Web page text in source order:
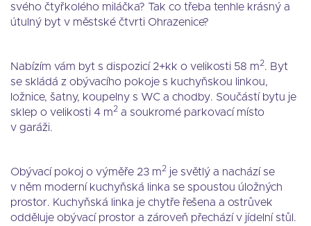
svého čtyřkolého miláčka? Tak co třeba tenhle krásný a
útulný byt v městské čtvrti Ohrazenice?
Nabízím vám byt s dispozicí 2+kk o velikosti 58 m2. Byt
se skládá z obývacího pokoje s kuchyňskou linkou,
ložnice, šatny, koupelny s WC a chodby. Součástí bytu je
sklep o velikosti 4 m2 a soukromé parkovací místo
v garáži.
Obývací pokoj o výměře 23 m2 je světlý a nachází se
v něm moderní kuchyňská linka se spoustou úložných
prostor. Kuchyňská linka je chytře řešena a ostrůvek
odděluje obývací prostor a zároveň přechází v jídelní stůl.